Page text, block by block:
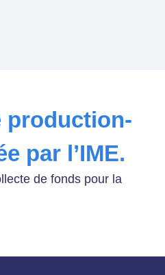
production-
par l’IME.
de fonds pour la